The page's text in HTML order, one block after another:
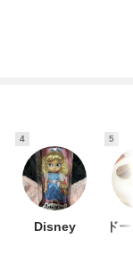
4
Disney
5
ド